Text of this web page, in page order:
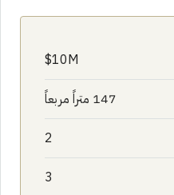
10M$
147 متراً مربعاً
2
3